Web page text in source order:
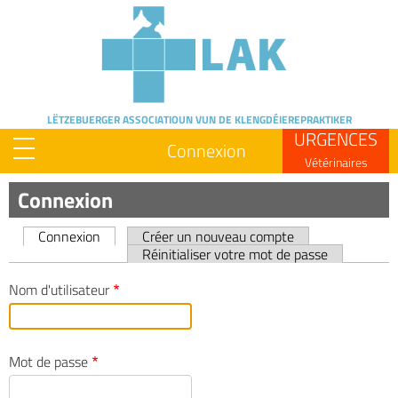
LËTZEBUERGER ASSOCIATIOUNVUN DE KLENGDÉIEREPRAKTIKER
URGENCES
Vétérinaires
Connexion
Connexion
Primary
tabs
Connexion
Créer un nouveau compte
Réinitialiser votre mot de passe
Nom d'utilisateur
Mot de passe